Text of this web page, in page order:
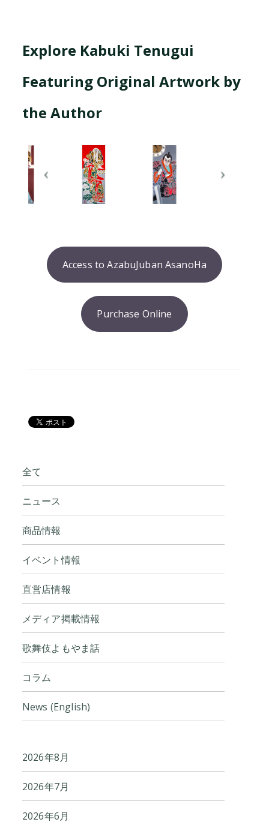
Explore Kabuki Tenugui
Featuring Original Artwork by
the Author
Access to AzabuJuban AsanoHa
Purchase Online
全て
ニュース
商品情報
イベント情報
直営店情報
メディア掲載情報
歌舞伎よもやま話
コラム
News (English)
2026年8月
2026年7月
2026年6月